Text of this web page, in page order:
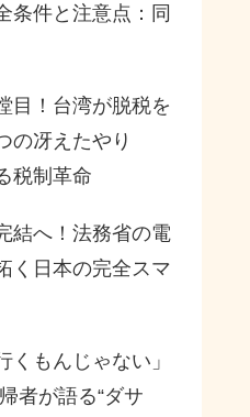
条件と注意点：同
目！台湾が脱税を
の冴えたやり
税制革命
結へ！法務省の電
く日本の完全スマ
くもんじゃない」
者が語る“ダサ